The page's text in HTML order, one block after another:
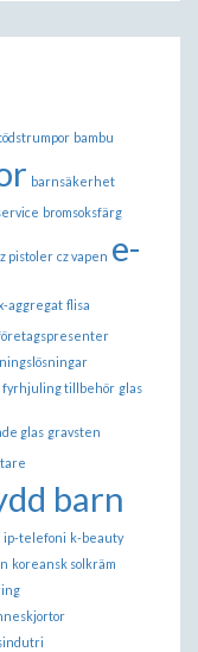
bambu
barnsäkerhet
bromsoksfärg
pistoler cz vapen e-
aggregat flisa
fyrhjuling tillbehör glas
glas gravsten
barn
ip-telefoni k-beauty
koreansk solkräm